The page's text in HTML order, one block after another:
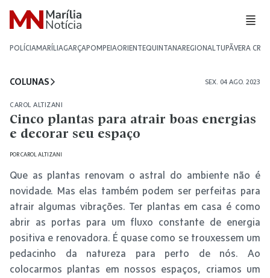
POLÍCIAMARÍLIAGARÇAPOMPEIAORIENTEQUINTANAREGIONALTUPÃVERA CRUZ
COLUNAS SEX. 04 AGO. 2023
CAROL ALTIZANI
Cinco plantas para atrair boas energias
e decorar seu espaço
PORCAROL ALTIZANI
Que as plantas renovam o astral do ambiente não é
novidade. Mas elas também podem ser perfeitas para
atrair algumas vibrações. Ter plantas em casa é como
abrir as portas para um fluxo constante de energia
positiva e renovadora. É quase como se trouxessem um
pedacinho da natureza para perto de nós. Ao
colocarmos plantas em nossos espaços, criamos um